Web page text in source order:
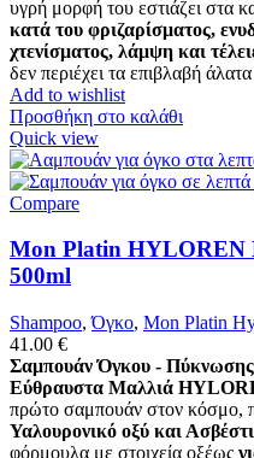
υγρή μορφή του εστιάζει στα
κατά του φριζαρίσματος,
χτενίσματος, λάμψη και
δεν περιέχει τα επιβλαβή
Add to wishlist
Προσθήκη στο καλάθι
Quick view
Compare
Mon Platin HYLOREN
500ml
Shampoo,Όγκο, Mon Platin
41.00 €
Σαμπουάν Όγκου - Πύκνωσης
Εύθραυστα Μαλλιά
πρώτο σαμπουάν στον κόσμο,
Υαλουρονικό οξύ και
φόρμουλα με στοιχεία οξέως